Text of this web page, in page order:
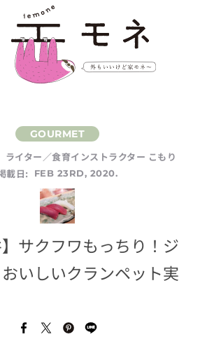
ライター／食育インストラクター こもり
載日:
FEB 23RD, 2020.
】サクフワもっちり！ジ
いしいクランペット実